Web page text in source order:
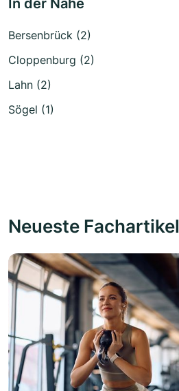
In der Nähe
Bersenbrück (2)
Cloppenburg (2)
Lahn (2)
Sögel (1)
Neueste Fachartikel